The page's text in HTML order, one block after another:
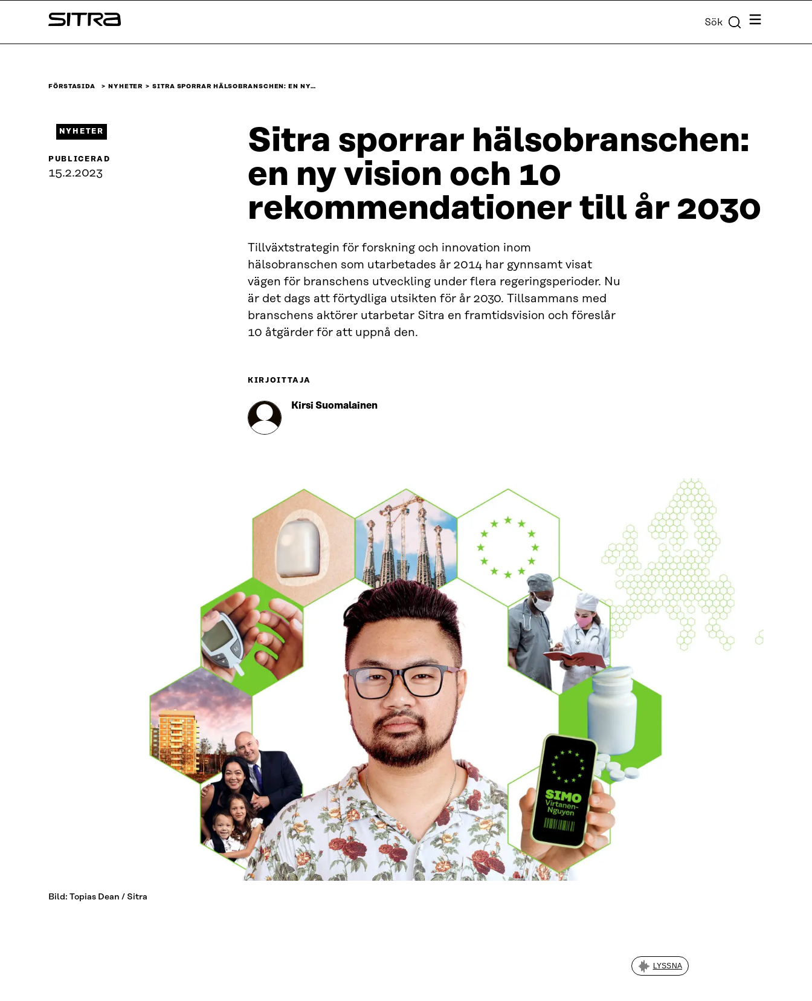
↓
Sitra Sök Meny
FÖRSTASIDA NYHETER SITRA SPORRAR HÄLSOBRANSCHEN: EN NY…
Sitra sporrar hälsobranschen:
en ny vision och 10
rekommendationer till år 2030
Tillväxtstrategin för forskning och innovation inom
hälsobranschen som utarbetades år 2014 har gynnsamt visat
vägen för branschens utveckling under flera regeringsperioder. Nu
är det dags att förtydliga utsikten för år 2030. Tillsammans med
branschens aktörer utarbetar Sitra en framtidsvision och föreslår
10 åtgärder för att uppnå den.
KIRJOITTAJA
Kirsi Suomalainen
NYHETER
PUBLICERAD
15.2.2023
Bild: Topias Dean / Sitra
LYSSNA